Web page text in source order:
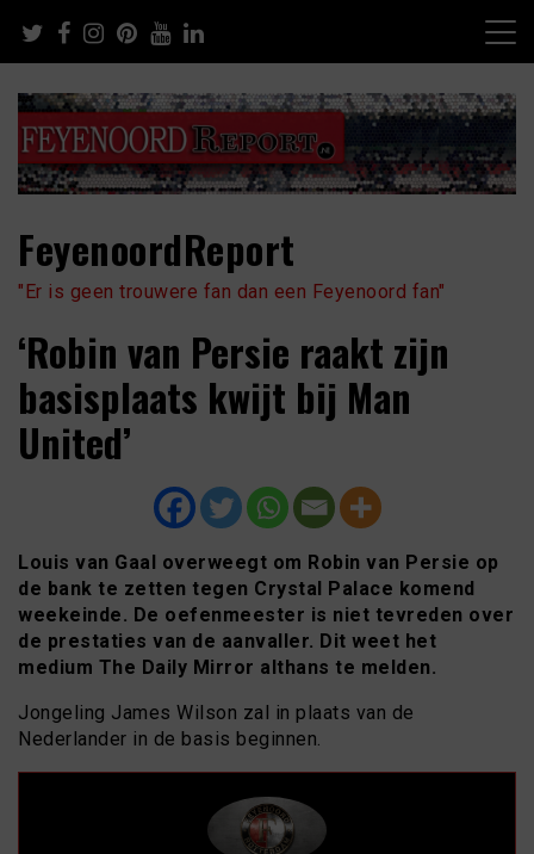
content
FeyenoordReport
"Er is geen trouwere fan dan een Feyenoord fan"
‘Robin van Persie raakt zijn
basisplaats kwijt bij Man
United’
Louis van Gaal overweegt om Robin van Persie op
de bank te zetten tegen Crystal Palace komend
weekeinde. De oefenmeester is niet tevreden over
de prestaties van de aanvaller. Dit weet het
medium The Daily Mirror althans te melden.
Jongeling James Wilson zal in plaats van de
Nederlander in de basis beginnen.